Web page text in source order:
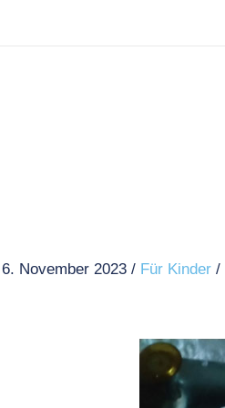
6. November 2023 / Für Kinder /